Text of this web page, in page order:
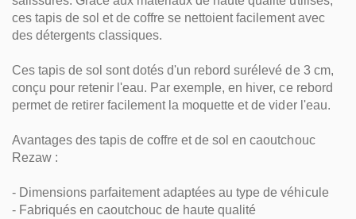
ces tapis de sol et de coffre se nettoient facilement avec
des détergents classiques.
Ces tapis de sol sont dotés d'un rebord surélevé de 3 cm,
conçu pour retenir l'eau. Par exemple, en hiver, ce rebord
permet de retirer facilement la moquette et de vider l'eau.
Avantages des tapis de coffre et de sol en caoutchouc
Rezaw :
- Dimensions parfaitement adaptées au type de véhicule
- Fabriqués en caoutchouc de haute qualité